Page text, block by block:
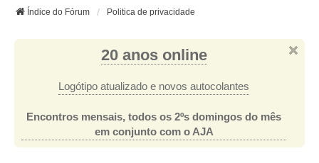
Índice do Fórum Politica de privacidade
20 anos online
Logótipo atualizado e novos autocolantes
Encontros mensais, todos os 2ºs domingos do mês
em conjunto com o AJA